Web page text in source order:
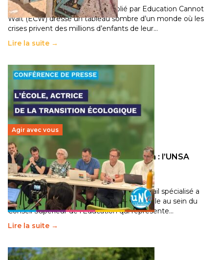
Un nouveau rapport mondial publié par Education Cannot
Wait (ECW) dresse un tableau sombre d’un monde où les
crises privent des millions d’enfants de leur…
Lire la suite →
Agir avec vous
Transition écologique de l’éducation : l’UNSA
Éducation fait bouger les lignes
30 juin 2026-National
Pendant plusieurs mois, un groupe de travail spécialisé a
travaillé sur la transition écologique de l’Ecole au sein du
Conseil Supérieur de l’Éducation qui représente…
Lire la suite →